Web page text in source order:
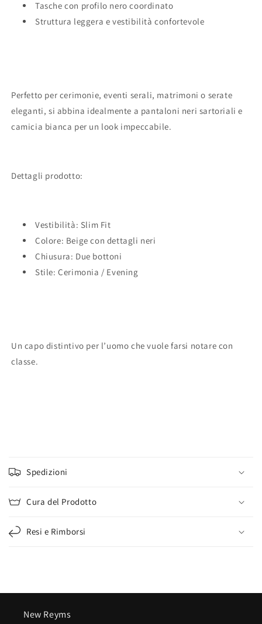
Tasche con profilo nero coordinato
Struttura leggera e vestibilità confortevole
Perfetto per cerimonie, eventi serali, matrimoni o serate
eleganti, si abbina idealmente a pantaloni neri sartoriali e
camicia bianca per un look impeccabile.
Dettagli prodotto:
Vestibilità: Slim Fit
Colore: Beige con dettagli neri
Chiusura: Due bottoni
Stile: Cerimonia / Evening
Un capo distintivo per l’uomo che vuole farsi notare con
classe.
o
n
t
e
u
Spedizioni
Cura del Prodotto
Resi e Rimborsi
New Reyms